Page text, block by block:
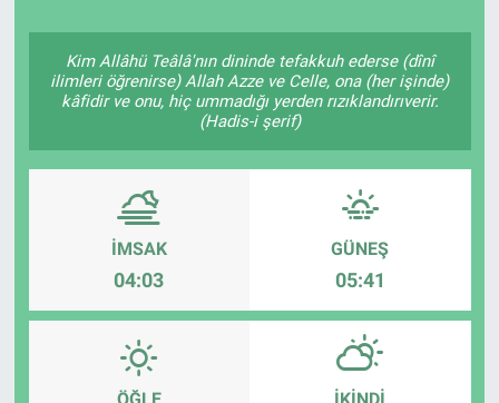
Kim Allâhü Teâlâ'nın dininde tefakkuh ederse (dînî
ilimleri öğrenirse) Allah Azze ve Celle, ona (her işinde)
kâfidir ve onu, hiç ummadığı yerden rızıklandırıverir.
(Hadis-i şerif)
İMSAK
04:03
GÜNEŞ
05:41
Bilecik
Kütahya
Çevre